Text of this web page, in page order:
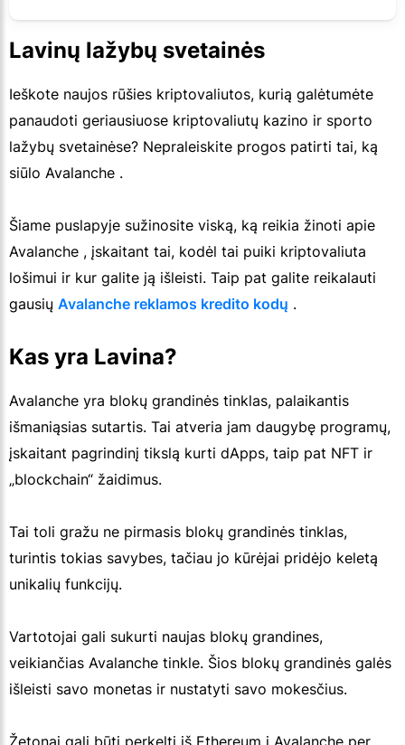
Lavinų lažybų svetainės
Ieškote naujos rūšies kriptovaliutos, kurią galėtumėte
panaudoti geriausiuose kriptovaliutų kazino ir sporto
lažybų svetainėse? Nepraleiskite progos patirti tai, ką
siūlo Avalanche .
Šiame puslapyje sužinosite viską, ką reikia žinoti apie
Avalanche , įskaitant tai, kodėl tai puiki kriptovaliuta
lošimui ir kur galite ją išleisti. Taip pat galite reikalauti
gausių Avalanche reklamos kredito kodų .
Kas yra Lavina?
Avalanche yra blokų grandinės tinklas, palaikantis
išmaniąsias sutartis. Tai atveria jam daugybę programų,
įskaitant pagrindinį tikslą kurti dApps, taip pat NFT ir
„blockchain“ žaidimus.
Tai toli gražu ne pirmasis blokų grandinės tinklas,
turintis tokias savybes, tačiau jo kūrėjai pridėjo keletą
unikalių funkcijų.
Vartotojai gali sukurti naujas blokų grandines,
veikiančias Avalanche tinkle. Šios blokų grandinės galės
išleisti savo monetas ir nustatyti savo mokesčius.